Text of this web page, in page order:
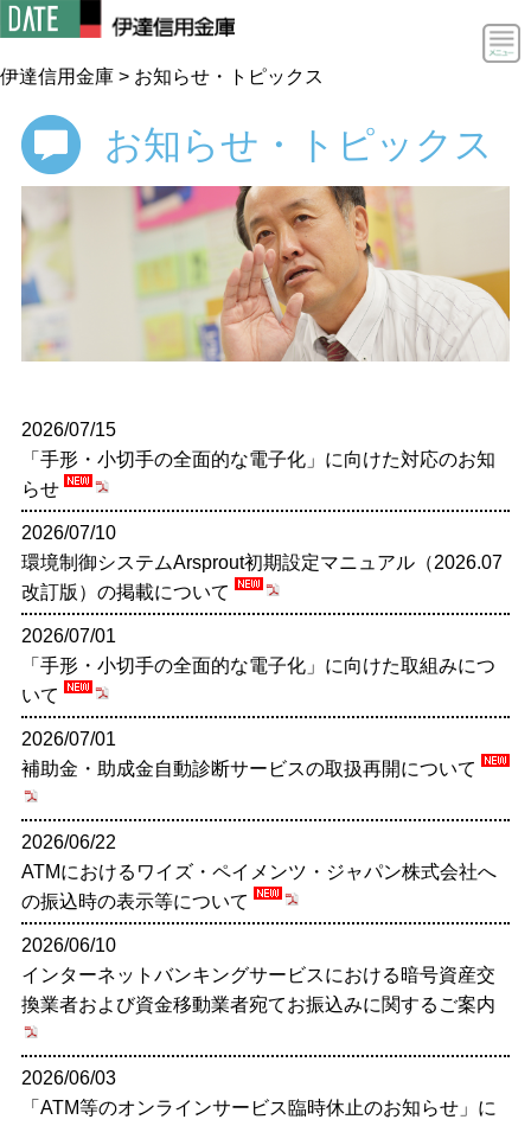
借りる
そなえる
便利に・お得に
相談する
法人のお客様
法人のお客様 HOME
資金調達に関するご相談
職域サポート制度
だてしんについて
だてしんについて HOME
採用情報
職務内容（窓口）
職務内容（渉外）
職務内容（融資）
職務内容（審査）
人材育成
中途採用
その他
店舗・ATM 案内
よくある質問
手数料一覧
お問い合わせ
サイトマップ
お知らせ
伊達信用金庫
伊達信用金庫 > お知らせ・トピックス
お知らせ・トピックス
2026/07/15
「手形・小切手の全面的な電子化」に向けた対応のお知
らせ
2026/07/10
環境制御システムArsprout初期設定マニュアル（2026.07
改訂版）の掲載について
2026/07/01
「手形・小切手の全面的な電子化」に向けた取組みにつ
いて
2026/07/01
補助金・助成金自動診断サービスの取扱再開について
2026/06/22
ATMにおけるワイズ・ペイメンツ・ジャパン株式会社へ
の振込時の表示等について
2026/06/10
インターネットバンキングサービスにおける暗号資産交
換業者および資金移動業者宛てお振込みに関するご案内
2026/06/03
「ATM等のオンラインサービス臨時休止のお知らせ」に